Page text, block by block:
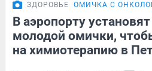
ЗДОРОВЬЕ ОМИЧКА С
В аэропорту
молодой омички,
на химиотерапию в